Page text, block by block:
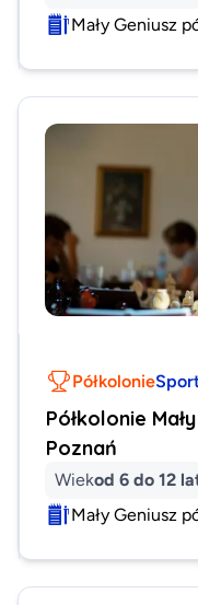
Mały Geniusz
Półkolonie
Półkolonie
Poznań
Wiekod 6 do 12
Mały Geniusz